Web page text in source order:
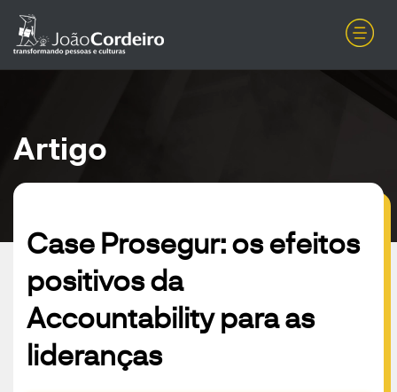
Artigo
Case Prosegur: os efeitos
positivos da
Accountability para as
lideranças